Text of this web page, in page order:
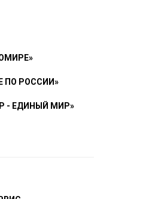
ПО РОССИИ»
- ЕДИНЫЙ МИР»